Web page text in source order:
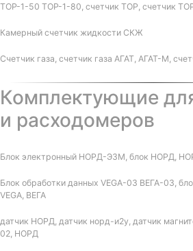
ТОР-1-50 ТОР-1-80, счетчик ТОР, счетчик
Камерный счетчик жидкости СКЖ
Счетчик газа, счетчик газа АГАТ, АГАТ-М,
Комплектующие
и расходомеров
Блок электронный НОРД-Э3М, блок НОРД,
Блок обработки данных VEGA-03 ВЕГА-03,
VEGA, ВЕГА
датчик НОРД, датчик норд-и2у, датчик
02, НОРД